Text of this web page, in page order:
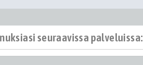
seuraavissa palveluissa: